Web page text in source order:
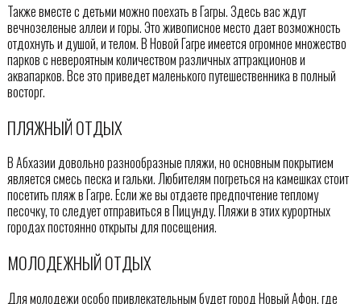
Также вместе с детьми можно поехать в Гагры. Здесь вас ждут
вечнозеленые аллеи и горы. Это живописное место дает возможность
отдохнуть и душой, и телом. В Новой Гагре имеется огромное множество
парков с невероятным количеством различных аттракционов и
аквапарков. Все это приведет маленького путешественника в полный
восторг.
ПЛЯЖНЫЙ ОТДЫХ
В Абхазии довольно разнообразные пляжи, но основным покрытием
является смесь песка и гальки. Любителям погреться на камешках стоит
посетить пляж в Гагре. Если же вы отдаете предпочтение теплому
песочку, то следует отправиться в Пицунду. Пляжи в этих курортных
городах постоянно открыты для посещения.
МОЛОДЕЖНЫЙ ОТДЫХ
Для молодежи особо привлекательным будет город Новый Афон, где